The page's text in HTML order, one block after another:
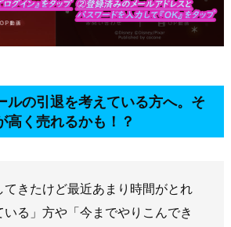
ルの引退を考えている方へ。そ
高く売れるかも！？
てきたけど最近あまり時間がとれ
る」方や「今までやりこんでき